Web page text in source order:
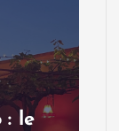
: le